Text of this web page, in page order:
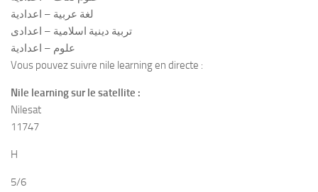
لغة عربية – اعدادية
تربية دينية اسلامية – اعدادى
علوم – اعدادية
Vous pouvez suivre nile learning en directe :
Nile learning sur le satellite :
Nilesat
11747
H
5/6